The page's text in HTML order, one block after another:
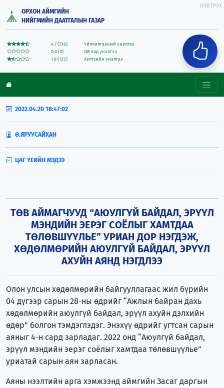
ОРХОН АЙМГИЙН
НИЙГМИЙН ДААТГАЛЫН ГАЗАР
4.7 (736)
Үйлчилгээний үнэлгээ
0.0 (0)
QR код үнэлгээ
1.8 (135)
Хэлтсийн үнэлгээ
НЭВТРЭХ
2022.04.20 18:47:02
Ө.ЯРУУСАЙХАН
ЦАГ ҮЕИЙН МЭДЭЭ
ТӨВ АЙМАГЧУУД “АЮУЛГҮЙ БАЙДАЛ, ЭРҮҮЛ
МЭНДИЙН ЭЕРЭГ СОЁЛЫГ ХАМТДАА
ТӨЛӨВШҮҮЛЬЕ” УРИАН ДОР НЭГДЭЖ,
ХӨДӨЛМӨРИЙН АЮУЛГҮЙ БАЙДАЛ, ЭРҮҮЛ
АХУЙН АЯНД НЭГДЛЭЭ
Олон улсын хөдөлмөрийн байгууллагаас жил бүрийн
04 дүгээр сарын 28-ны өдрийг “Ажлын байран дахь
хөдөлмөрийн аюулгүй байдал, эрүүл ахуйн дэлхийн
өдөр” болгон тэмдэглэдэг. Энэхүү өдрийг угтсан сарын
аяныг 4-н сард зарладаг. 2022 онд “Аюулгүй байдал,
эрүүл мэндийн эерэг соёлыг хамтдаа төлөвшүүлье”
уриатай сарын аян зарласан.
Аяны нээлтийн арга хэмжээнд аймгийн Засаг даргын